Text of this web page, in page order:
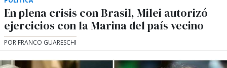
En plena crisis con Brasil, Milei autorizó
ejercicios con la Marina del país vecino
POR FRANCO GUARESCHI